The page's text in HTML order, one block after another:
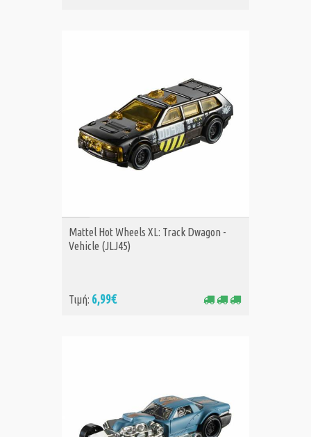
ΑΓΟΡΑ
Mattel Hot Wheels XL: Track Dwagon -
Vehicle (JLJ45)
Τιμή: 6,99€